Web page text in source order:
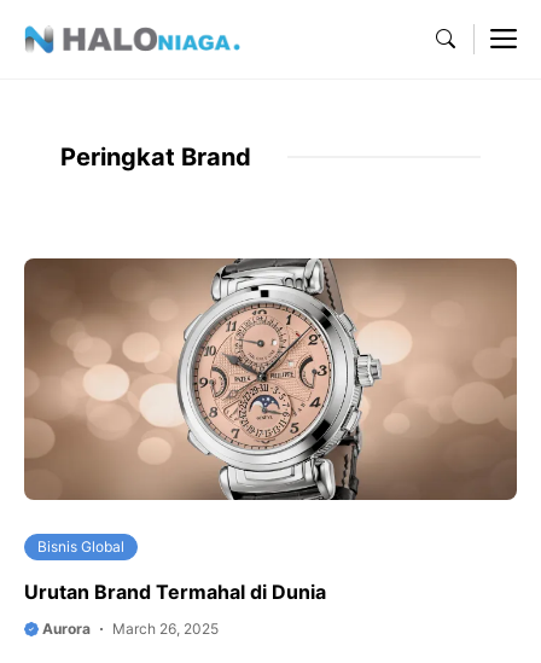
Peringkat Brand
Bisnis Global
Urutan Brand Termahal di Dunia
Aurora March 26, 2025